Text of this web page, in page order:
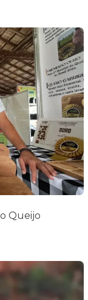
Queijo